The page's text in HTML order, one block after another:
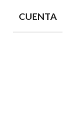
CUENTA